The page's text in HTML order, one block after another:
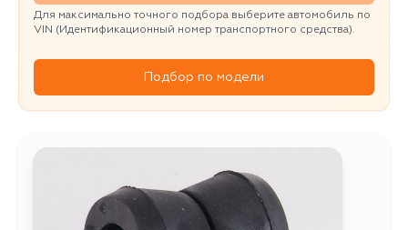
Для максимально точного подбора выберите автомобиль по
VIN (Идентификационный номер транспортного средства).
Подбор по модели